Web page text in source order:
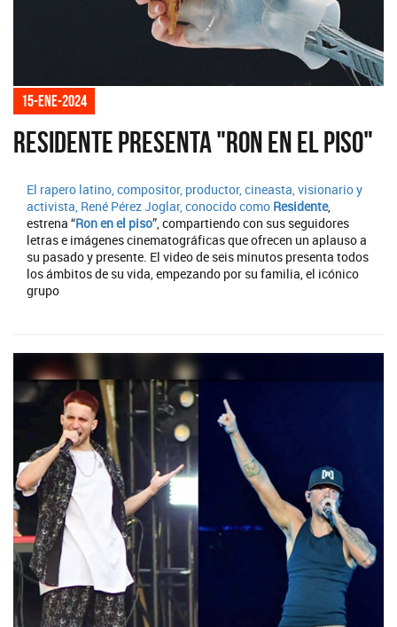
15-ene-2024
Residente presenta "Ron en el piso"
El rapero latino, compositor, productor, cineasta, visionario y
activista, René Pérez Joglar, conocido como Residente,
estrena “Ron en el piso”, compartiendo con sus seguidores
letras e imágenes cinematográficas que ofrecen un aplauso a
su pasado y presente. El video de seis minutos presenta todos
los ámbitos de su vida, empezando por su familia, el icónico
grupo